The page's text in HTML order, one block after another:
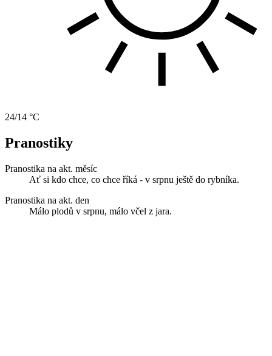
24/14 °C
Pranostiky
Pranostika na akt. měsíc
Ať si kdo chce, co chce říká - v srpnu ještě do rybníka.
Pranostika na akt. den
Málo plodů v srpnu, málo včel z jara.